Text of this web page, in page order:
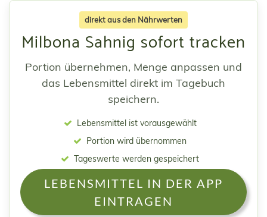
direkt aus den Nährwerten
Milbona Sahnig sofort tracken
Portion übernehmen, Menge anpassen und
das Lebensmittel direkt im Tagebuch
speichern.
Lebensmittel ist vorausgewählt
Portion wird übernommen
Tageswerte werden gespeichert
LEBENSMITTEL IN DER APP
EINTRAGEN